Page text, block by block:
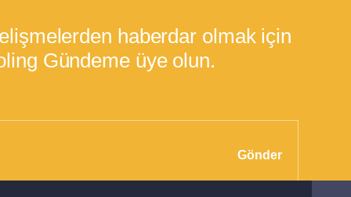
haberdar olmak için
Gündeme üye olun.
Gönder